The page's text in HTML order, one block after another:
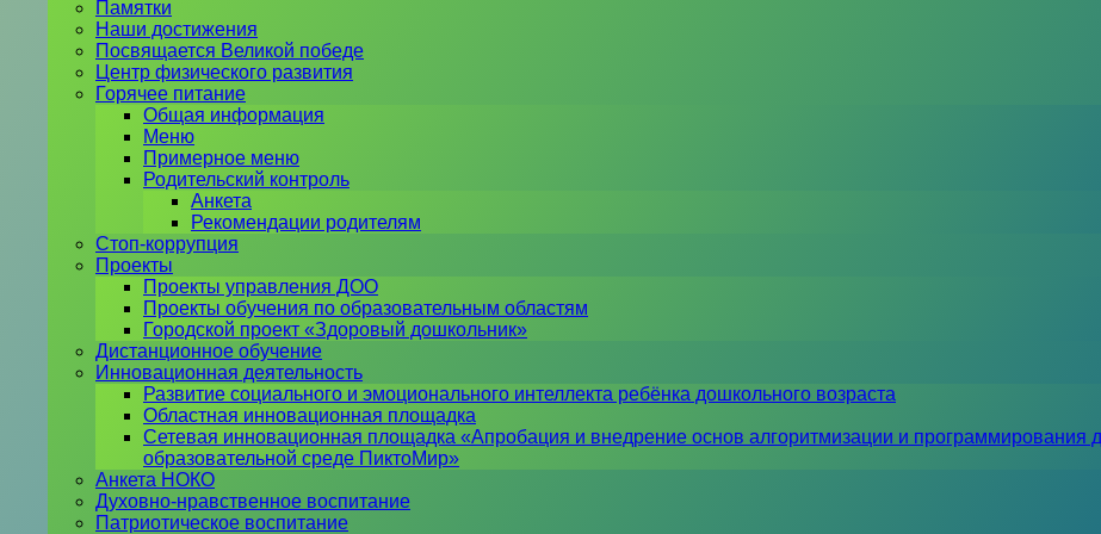
Памятки
Наши достижения
Посвящается Великой победе
Центр физического развития
Горячее питание
Общая информация
Меню
Примерное меню
Родительский контроль
Анкета
Рекомендации родителям
Стоп-коррупция
Проекты
Проекты управления ДОО
Проекты обучения по образовательным областям
Городской проект «Здоровый дошкольник»
Дистанционное обучение
Инновационная деятельность
Развитие социального и эмоционального интеллекта ребёнка дошкольного возраста
Областная инновационная площадка
Сетевая инновационная площадка «Апробация и внедрение основ алгоритмизации и
образовательной среде ПиктоМир»
Анкета НОКО
Духовно-нравственное воспитание
Патриотическое воспитание